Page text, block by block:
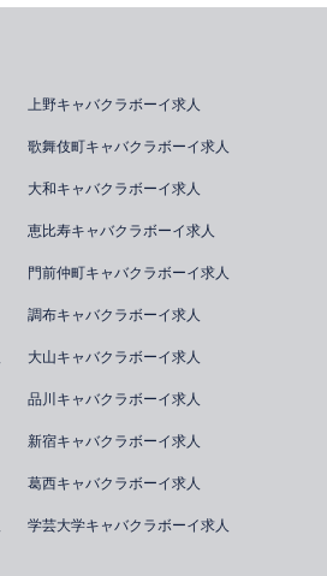
上野キャバクラボーイ求人
歌舞伎町キャバクラボーイ求人
大和キャバクラボーイ求人
恵比寿キャバクラボーイ求人
門前仲町キャバクラボーイ求人
調布キャバクラボーイ求人
大山キャバクラボーイ求人
品川キャバクラボーイ求人
新宿キャバクラボーイ求人
葛西キャバクラボーイ求人
学芸大学キャバクラボーイ求人